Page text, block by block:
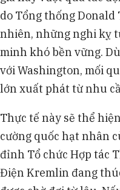
do Tổng thống
nhiên, những nghi kỵ
minh khó bền vững.
với Washington, mối
lớn xuất phát từ nhu
Thực tế này sẽ thể
cường quốc hạt nhân
đỉnh Tổ chức Hợp tác
Điện Kremlin đang